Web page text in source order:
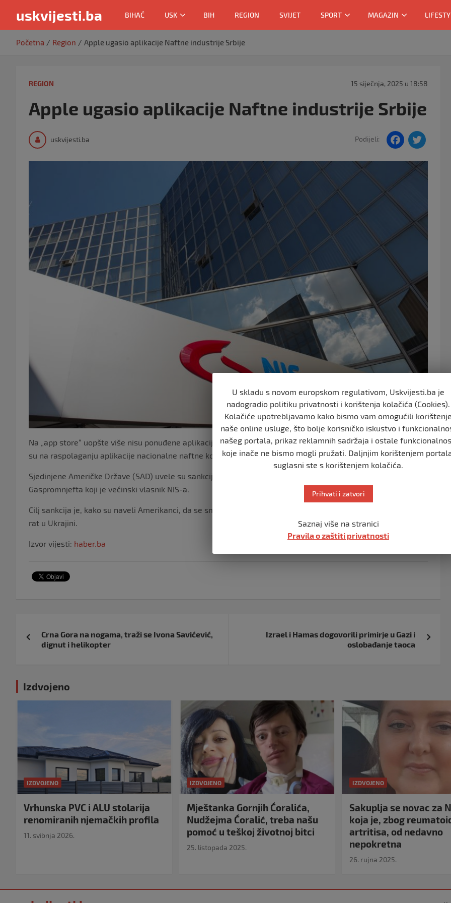
uskvijesti.ba BIHAĆ USK BIH REGION SVIJET SPORT MAGAZIN
Početna Region Apple ugasio aplikacije Naftne industrije Srbije
REGION 15 siječnja, 2025 u 18:58
Apple ugasio aplikacije Naftne industrije Srbije
uskvijesti.ba Podijeli:
F
c
o
o
itt
Na „app store“ uopšte više nisu ponuđene aplikacije NIS-a, dok na „play store“ na android telefonima i dalje
su na raspolaganju aplikacije nacionalne naftne kompanije.
Sjedinjene Američke Države (SAD) uvele su sankcije NIS-u 10. januara, u okviru paketa sankcija protiv
Gaspromnjefta koji je većinski vlasnik NIS-a.
Cilj sankcija je, kako su naveli Amerikanci, da se smanje ruski prihodi za koji Amerikanci tvrde da se finansira
rat u Ukrajini.
Izvor vijesti: haber.ba
objava
Crna Gora na nogama, traži se Ivona Savićević,
dignut i helikopter
Izrael i Hamas dogovorili primirje u Gazi i
oslobađanje taoca
Izdvojeno
IZDVOJENO
Vrhunska PVC i ALU stolarija
renomiranih njemačkih profila
11. svibnja 2026.
IZDVOJENO
Mještanka Gornjih Ćoralića,
Nudžejma Ćoralić, treba našu
pomoć u teškoj životnoj bitci
25. listopada 2025.
IZDVOJENO
Sakuplja se novac za
koja je, zbog
artritisa, od nedavno
nepokretna
26. rujna 2025.
U skladu s novom europskom regulativom, Uskvijesti.ba je
nadogradio politiku privatnosti i korištenja kolačića (Cookies).
Kolačiće upotrebljavamo kako bismo vam omogućili
naše online usluge, što bolje korisničko iskustvo i
našeg portala, prikaz reklamnih sadržaja i ostale
koje inače ne bismo mogli pružati. Daljnjim korištenjem
suglasni ste s korištenjem kolačića.
Prihvati i zatvori
Saznaj više na stranici
Pravila o zaštiti privatnosti